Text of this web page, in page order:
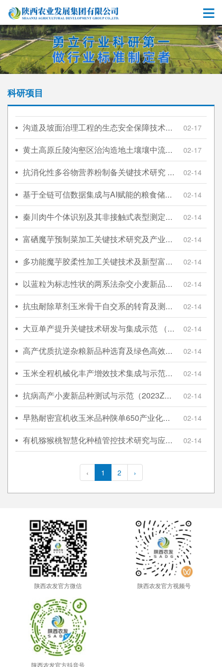
科研项目
沟道及坡面治理工程的生态安全保障技术集成与综合示范（2017YFC0504705） 02-17
黄土高原丘陵沟壑区治沟造地土壤壤中流形成机理研究（2017JQ4026） 02-17
抗消化性多谷物营养粉制备关键技术研究 （2022KWZ-02） 02-14
基于全链可信数据集成与AI赋能的粮食储备风险防控平台研发及示范（2020ZDLNY05-09） 02-14
秦川肉牛个体识别及其非接触式表型测定关键技术研究 与示范（S2024-YF-ZDCXL-ZDLNY-0043） 02-14
富硒魔芋预制菜加工关键技术研究及产业化应用示范 （项目编号：2024NC-GJHX-11） 02-14
多功能魔芋胶柔性加工关键技术及新型富硒魔芋制品研制与应用 （项目编号：2024CY-JJQ-44） 02-14
以蓝粒为标志性状的两系法杂交小麦新品种选育 02-14
抗虫耐除草剂玉米骨干自交系的转育及测配材料后代筛选（杨管农发〔2024〕80号） 02-14
大豆单产提升关键技术研发与集成示范 （2024NC2-GJHX-07） 02-14
高产优质抗逆杂粮新品种选育及绿色高效生产技术集成与示范（S2024-YF-ZDXM-CYJQ-0097） 02-14
玉米全程机械化丰产增效技术集成与示范项目（2023-ZDLNY-09） 02-14
抗病高产小麦新品种测试与示范（2023ZD0402504） 02-14
早熟耐密宜机收玉米品种陕单650产业化开发项目（2022SSPY-10） 02-14
有机猕猴桃智慧化种植管控技术研究与应用（2024NC-YBXM-054） 02-14
‹ 1 2 ›
陕西农发官方微信 陕西农发官方视频号
陕西农发官方抖音号